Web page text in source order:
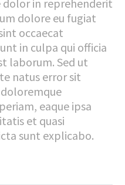
dolor in reprehenderit
dolore eu fugiat
occaecat
in culpa qui officia
laborum. Sed ut
natus error sit
eaque ipsa
et quasi
sunt explicabo.